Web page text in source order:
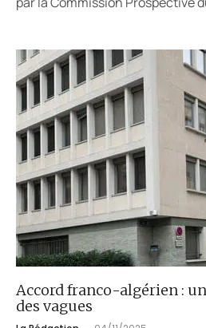
Accord franco-algérien :
des vagues